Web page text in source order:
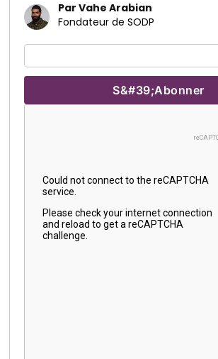
Par Vahe Arabian
Fondateur de SODP